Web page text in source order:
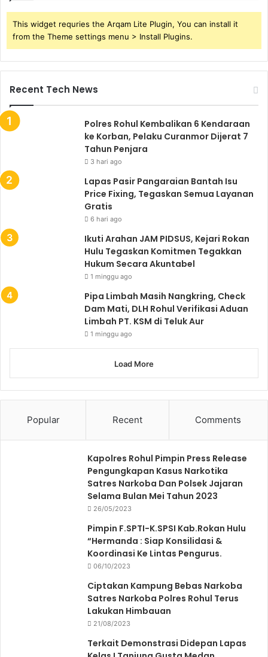
This widget requries the Arqam Lite Plugin, You can install it
from the Theme settings menu > Install Plugins.
Recent Tech News
Polres Rohul Kembalikan 6 Kendaraan
ke Korban, Pelaku Curanmor Dijerat 7
Tahun Penjara
3 hari ago
Lapas Pasir Pangaraian Bantah Isu
Price Fixing, Tegaskan Semua Layanan
Gratis
6 hari ago
Ikuti Arahan JAM PIDSUS, Kejari Rokan
Hulu Tegaskan Komitmen Tegakkan
Hukum Secara Akuntabel
1 minggu ago
Pipa Limbah Masih Nangkring, Check
Dam Mati, DLH Rohul Verifikasi Aduan
Limbah PT. KSM di Teluk Aur
1 minggu ago
Load More
Popular Recent Comments
Kapolres Rohul Pimpin Press Release
Pengungkapan Kasus Narkotika
Satres Narkoba Dan Polsek Jajaran
Selama Bulan Mei Tahun 2023
26/05/2023
Pimpin F.SPTI-K.SPSI Kab.Rokan Hulu
“Hermanda : Siap Konsilidasi &
Koordinasi Ke Lintas Pengurus.
06/10/2023
Ciptakan Kampung Bebas Narkoba
Satres Narkoba Polres Rohul Terus
Lakukan Himbauan
21/08/2023
Terkait Demonstrasi Didepan Lapas